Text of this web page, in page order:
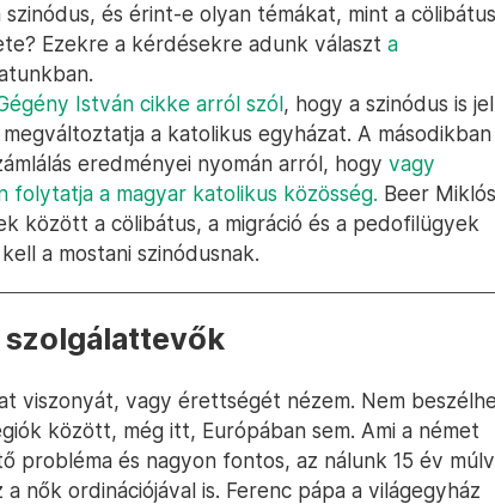
szinódus, és érint-e olyan témákat, mint a
Ezekre a kérdésekre adunk választ a
István cikke arról szól, hogy a szinódus is
a katolikus egyházat. A másodikban
eredményei nyomán arról, hogy vagy
folytatja a magyar katolikus közösség. Beer Miklós
között a cölibátus, a migráció és a pedofilügyek
a mostani szinódusnak.
szolgálattevők
viszonyát, vagy érettségét nézem. Nem
között, még itt, Európában sem. Ami a német
probléma és nagyon fontos, az nálunk 15 év
nők ordinációjával is. Ferenc pápa a világegyház